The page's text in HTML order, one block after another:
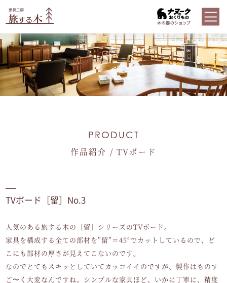
PRODUCT
作品紹介 / TVボード
TVボード［留］No.3
人気のある旅する木の［留］シリーズのTVボード。
家具を構成する全ての部材を”留”＝45°でカットしているので、ど
こにも部材の厚さが見えてこないのです。
なのでとてもスキッとしていてカッコイイのですが、製作はものす
ご〜く大変なんですね。シンプルな家具ほど、いかに丁寧に、精度